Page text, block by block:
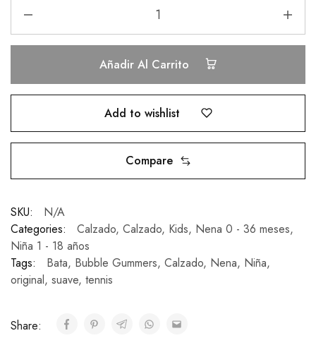
Añadir Al Carrito
Add to wishlist
Compare
SKU:
N/A
Categories:
Calzado, Calzado, Kids, Nena 0 - 36 meses,
Niña 1 - 18 años
Tags:
Bata, Bubble Gummers, Calzado, Nena, Niña,
original, suave, tennis
Share: